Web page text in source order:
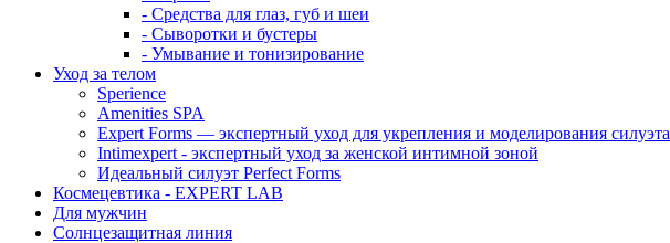
- Средства для глаз, губ и шеи
- Сыворотки и бустеры
- Умывание и тонизирование
Уход за телом
Sperience
Amenities SPA
Expert Forms — экспертный уход для укрепления и моделирования силуэта
Intimexpert - экспертный уход за женской интимной зоной
Идеальный силуэт Perfect Forms
Космецевтика - EXPERT LAB
Для мужчин
Солнцезащитная линия